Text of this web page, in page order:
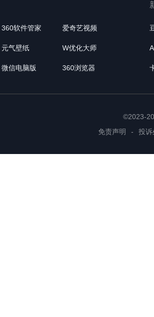
360软件管家 爱奇艺视频
元气壁纸 W优化大师
微信电脑版 360浏览器
©2023-
免责声明
- 投诉